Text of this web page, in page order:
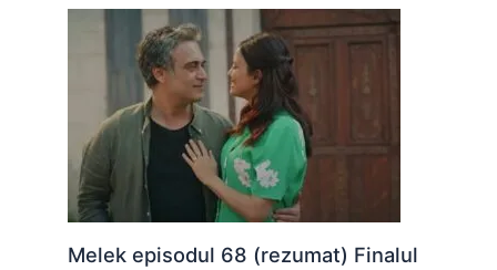
Melek episodul 68 (rezumat) Finalul